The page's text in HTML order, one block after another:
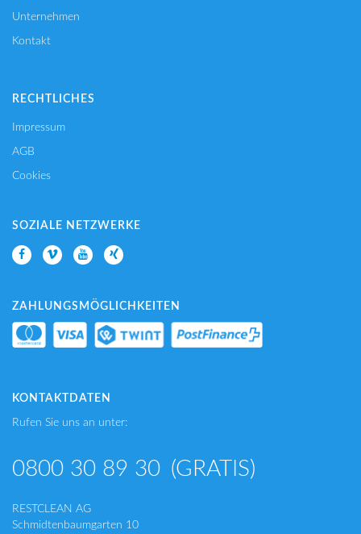
Unternehmen
Kontakt
RECHTLICHES
Impressum
AGB
Cookies
SOZIALE NETZWERKE
ZAHLUNGSMÖGLICHKEITEN
KONTAKTDATEN
Rufen Sie uns an unter:
0800 30 89 30 (GRATIS)
RESTCLEAN AG
Schmidtenbaumgarten 10